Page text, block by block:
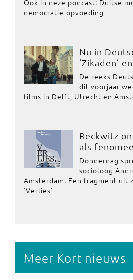
Ook in deze podcast: Duitse
democratie-opvoeding
Nu in
‘Zikaden’
De reeks
dit voorjaar
films in Delft, Utrecht en
Reckwitz
als
Donderdag
socioloog
Amsterdam. Een fragment uit
'Verlies'
Meer Kort nieuws